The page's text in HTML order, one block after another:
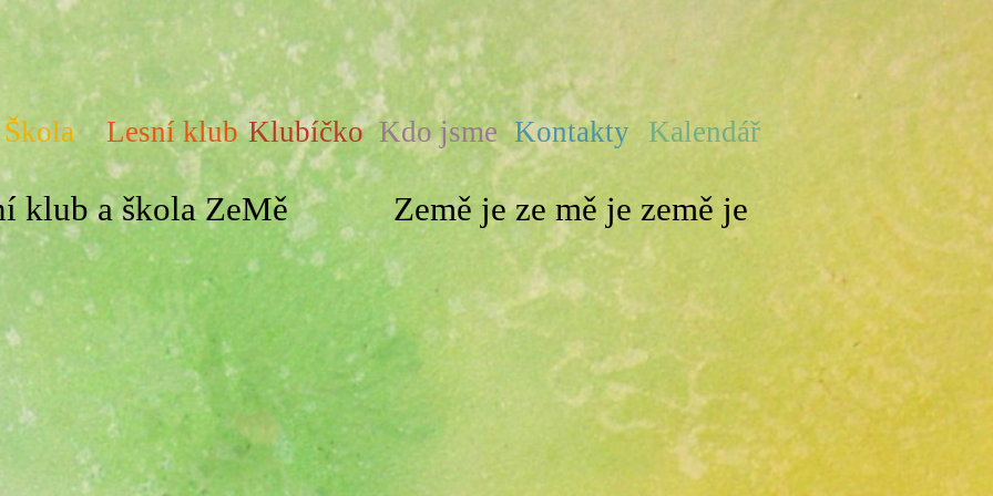
Škola Lesní klub Klubíčko Kdo jsme Kontakty Kalendář
klub a škola ZeMě Země je ze mě je země je